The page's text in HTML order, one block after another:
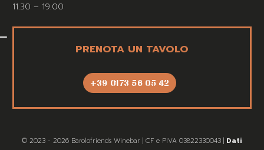
11.30 – 19.00
PRENOTA UN TAVOLO
+39 0173 56 05 42
© 2023 - 2026 Barolofriends Winebar | CF e PIVA 03822330043 | Dati